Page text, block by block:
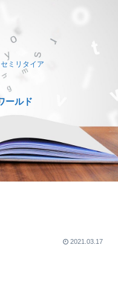
ミリタイア
ールド
2021.03.17